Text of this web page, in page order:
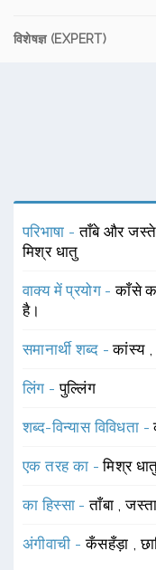
विशेषज्ञ (EXPERT)
परिभाषा -ताँबे और
मिश्र धातु
वाक्य में प्रयोग -काँसे
है।
समानार्थी शब्द -कांस्य ,
लिंग -पुल्लिंग
शब्द-विन्यास विविधता -
एक तरह का -मिश्र
का हिस्सा -ताँबा ,जस्ता
अंगीवाची -कँसहँड़ा ,